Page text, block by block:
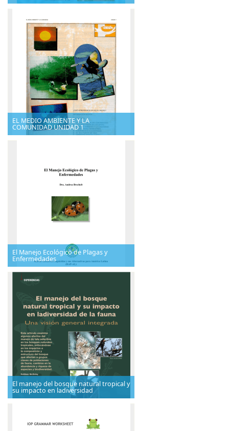
EL MEDIO AMBIENTE Y LA
COMUNIDAD UNIDAD 1
El Manejo Ecológico de Plagas y
Enfermedades
El manejo del bosque natural tropical y
su impacto en ladiversidad